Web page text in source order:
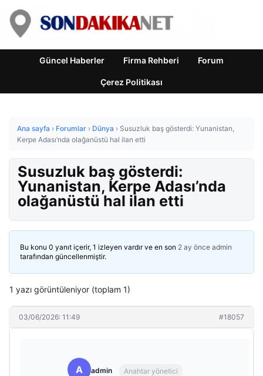
Güncel Haberler Firma Rehberi Forum
Çerez Politikası
Ana sayfa › Forumlar › Dünya › Susuzluk baş gösterdi: Yunanistan,
Kerpe Adası’nda olağanüstü hal ilan etti
Susuzluk baş gösterdi:
Yunanistan, Kerpe Adası’nda
olağanüstü hal ilan etti
Bu konu 0 yanıt içerir, 1 izleyen vardır ve en son 2 ay önce admin
tarafından güncellenmiştir.
1 yazı görüntüleniyor (toplam 1)
03/06/2026: 11:49 #18057
A admin Anahtar yönetici